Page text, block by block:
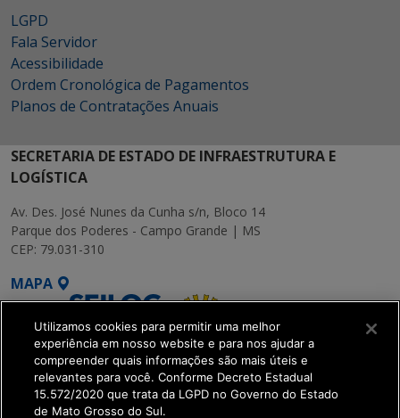
LGPD
Fala Servidor
Acessibilidade
Ordem Cronológica de Pagamentos
Planos de Contratações Anuais
SECRETARIA DE ESTADO DE INFRAESTRUTURA E
LOGÍSTICA
Av. Des. José Nunes da Cunha s/n, Bloco 14
Parque dos Poderes - Campo Grande | MS
CEP: 79.031-310
MAPA
SETDIG | Secretaria-
Utilizamos cookies para permitir uma melhor
experiência em nosso website e para nos ajudar a
compreender quais informações são mais úteis e
relevantes para você. Conforme Decreto Estadual
15.572/2020 que trata da LGPD no Governo do Estado
de Mato Grosso do Sul.